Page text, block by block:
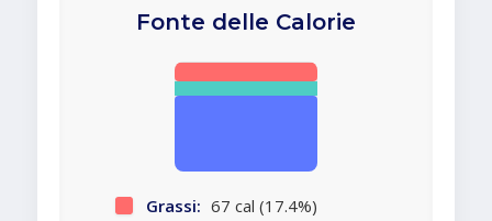
Fonte delle Calorie
Grassi: 67 cal (17.4%)